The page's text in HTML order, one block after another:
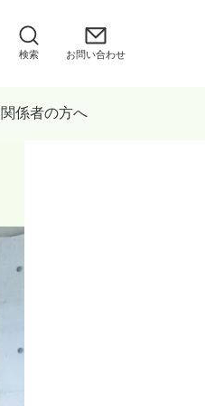
係者の方へ
お問い合わせ
検索